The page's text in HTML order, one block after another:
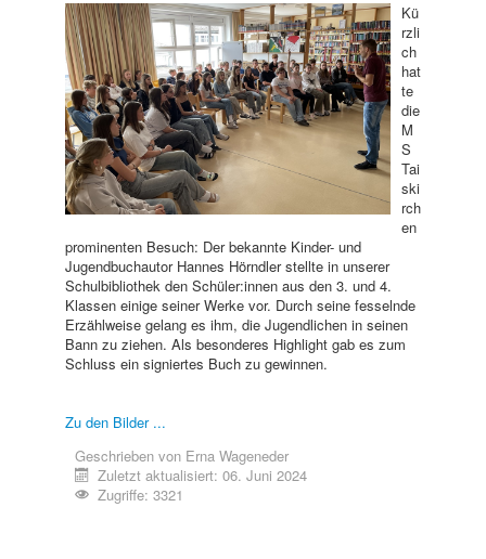
Kü
rzli
ch
hat
te
die
M
S
Tai
ski
rch
en
prominenten Besuch: Der bekannte Kinder- und
Jugendbuchautor Hannes Hörndler stellte in unserer
Schulbibliothek den Schüler:innen aus den 3. und 4.
Klassen einige seiner Werke vor. Durch seine fesselnde
Erzählweise gelang es ihm, die Jugendlichen in seinen
Bann zu ziehen. Als besonderes Highlight gab es zum
Schluss ein signiertes Buch zu gewinnen.
Zu den Bilder ...
Geschrieben von Erna Wageneder
Zuletzt aktualisiert: 06. Juni 2024
Zugriffe: 3321